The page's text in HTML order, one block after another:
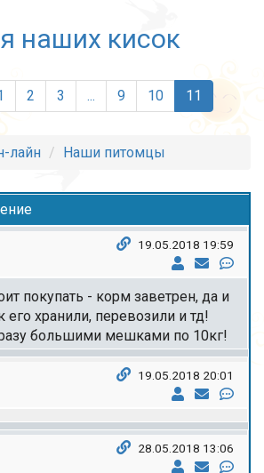
наших кисок
2 3 ... 9 10 11
лайн Наши питомцы
19.05.2018 19:59
покупать - корм заветрен, да и
его хранили, перевозили и тд!
большими мешками по 10кг!
19.05.2018 20:01
28.05.2018 13:06